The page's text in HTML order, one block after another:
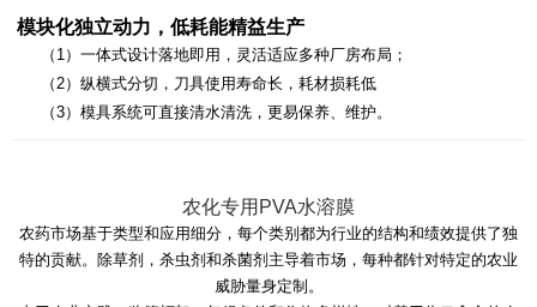
模块化独立动力，低耗能精益生产
（1）一体式设计落地即用，灵活适应多种厂房布局；
（2）纵横式分切，刀具使用寿命长，耗材损耗低
（3）模具系统可直接清水清洗，更易保养、维护。
农化专用PVA水溶膜
农药市场基于类型和应用细分，每个类别都为行业的结构和绩效提供了独
特的贡献。除草剂，杀虫剂和杀菌剂主导着市场，每种都针对特定的农业
威胁量身定制。